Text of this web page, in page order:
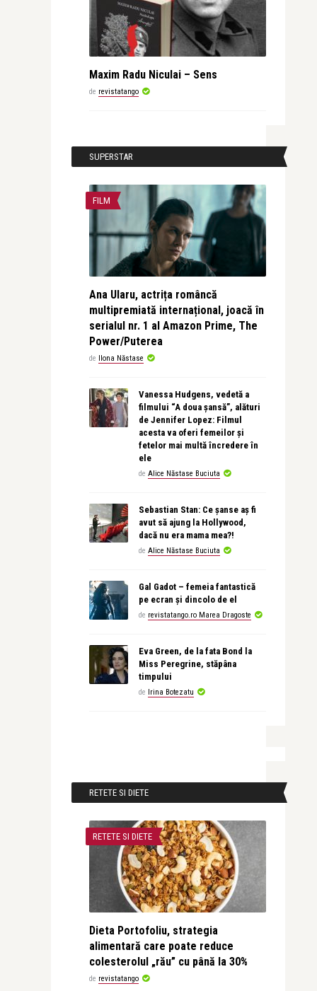
Maxim Radu Niculai – Sens
de revistatango
SUPERSTAR
FILM
Ana Ularu, actrița româncă
multipremiată internațional, joacă în
serialul nr. 1 al Amazon Prime, The
Power/Puterea
de Ilona Năstase
Vanessa Hudgens, vedetă a
filmului “A doua șansă”, alături
de Jennifer Lopez: Filmul
acesta va oferi femeilor și
fetelor mai multă încredere în
ele
de Alice Năstase Buciuta
Sebastian Stan: Ce șanse aș fi
avut să ajung la Hollywood,
dacă nu era mama mea?!
de Alice Năstase Buciuta
Gal Gadot – femeia fantastică
pe ecran și dincolo de el
de revistatango.ro Marea Dragoste
Eva Green, de la fata Bond la
Miss Peregrine, stăpâna
timpului
de Irina Botezatu
RETETE SI DIETE
RETETE SI DIETE
Dieta Portofoliu, strategia
alimentară care poate reduce
colesterolul „rău” cu până la 30%
de revistatango